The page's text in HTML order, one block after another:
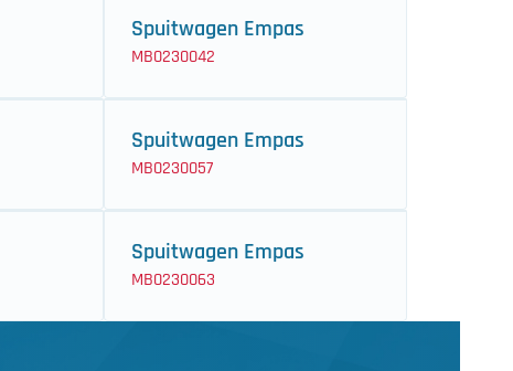
Spuitwagen Empas
MB0230042
Spuitwagen Empas
MB0230057
Spuitwagen Empas
MB0230063